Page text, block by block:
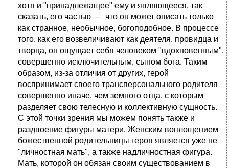
хотя и "принадлежащее" ему и являющееся, так
сказать, его частью — что он может описать только
как странное, необычное, богоподобное. В процессе
того, как его возвеличивают как деятеля, провидца и
творца, он ощущает себя человеком "вдохновенным",
совершенно исключительным, сыном бога. Таким
образом, из-за отличия от других, герой
воспринимает своего трансперсонального родителя
совершенно иначе, чем земного отца, с которым
разделяет свою телесную и коллективную сущность.
С этой точки зрения мы можем понять также и
раздвоение фигуры матери. Женским воплощением
божественной родительницы героя является уже не
"личностная мать", а также надличностная фигура.
Мать, которой он обязан своим существованием в